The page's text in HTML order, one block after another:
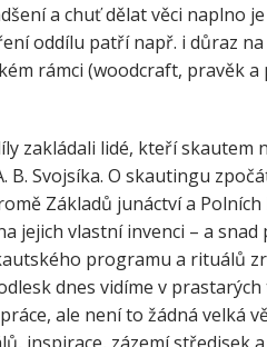
a chuť dělat věci naplno
oddílu patří např. i důraz
rámci (woodcraft, pravěk
zakládali lidé, kteří skautem
Svojsíka. O skautingu
Základů junáctví a
jejich vlastní invenci – a
programu a rituálů
dnes vidíme v
ale není to žádná velká